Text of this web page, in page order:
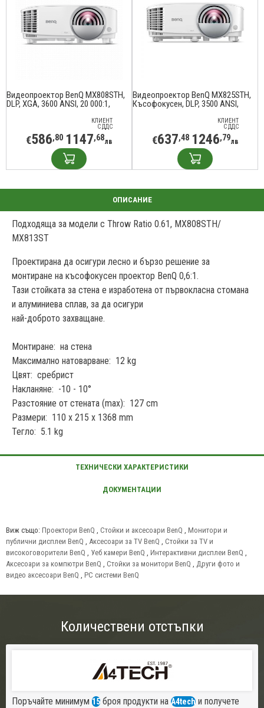
Видеопроектор BenQ MX808STH,
DLP, XGA, 3600 ANSI, 20 000:1,
КЛИЕНТ
С ДДС
€586,80 1147,68лв
Видеопроектор BenQ MX825STH,
Късофокусен, DLP, 3500 ANSI,
КЛИЕНТ
С ДДС
€637,48 1246,79лв
Подходяща за модели с Throw Ratio 0.61, MX808STH/
MX813ST
Проектирана да осигури лесно и бързо решение за
монтиране на късофокусен проектор BenQ 0,6:1.
Тази стойката за стена е изработена от първокласна стомана
и алуминиева сплав, за да осигури
най-доброто захващане.
Монтиране: на стена
Максимално натоварване: 12 kg
Цвят: сребрист
Накланяне: -10 - 10°
Разстояние от стената (max): 127 cm
Размери: 110 x 215 x 1368 mm
Тегло: 5.1 kg
Виж също: Проектори BenQ Стойки и аксесоари BenQ
Монитори и
публични дисплеи BenQ
Аксесоари за TV BenQ
Стойки за TV и
високоговорители BenQ
Уеб камери BenQ Интерактивни дисплеи BenQ
Аксесоари за компютри BenQ
Стойки за монитори BenQ
Други фото и
видео аксесоари BenQ
PC системи BenQ
Количествени отстъпки
Поръчайте минимум 15 броя продукти на A4tech и получете